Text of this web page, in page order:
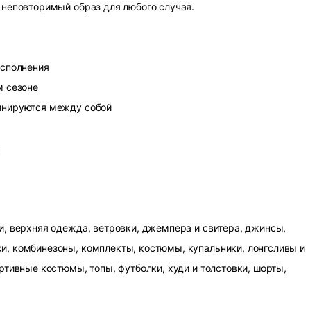
образ для любого случая.
сезоне
между собой
верхняя одежда, ветровки, джемпера и свитера, джинсы,
комбинезоны, комплекты, костюмы, купальники, лонгсливы и
костюмы, топы, футболки, худи и толстовки, шорты,